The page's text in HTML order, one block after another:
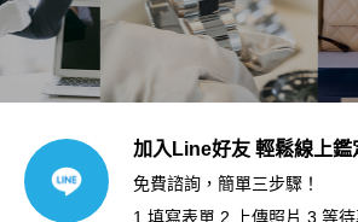
加入Line好友 輕鬆線上鑑
免費諮詢，簡單三步驟！
1.填寫表單 2.上傳照片 3.等